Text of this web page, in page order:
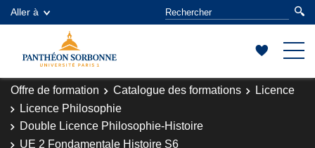
Aller à
Offre de formation Catalogue des formations
Licence
Licence Philosophie
Double Licence Philosophie-Histoire
UE 2 Fondamentale Histoire S6